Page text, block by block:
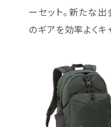
ーセット。新たな
のギアを効率よくキ